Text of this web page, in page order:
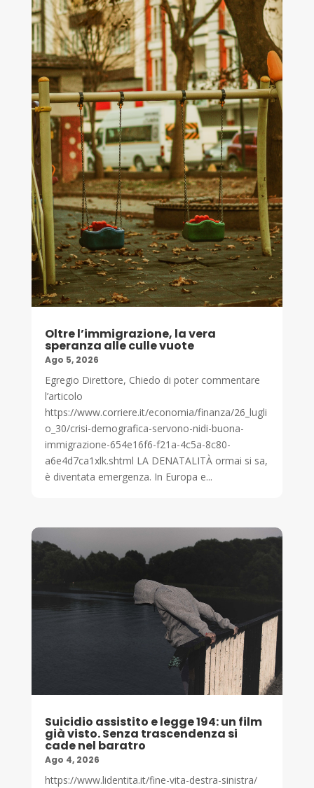
Oltre l’immigrazione, la vera
speranza alle culle vuote
Ago 5, 2026
Egregio Direttore, Chiedo di poter commentare
l’articolo
https://www.corriere.it/economia/finanza/26_lugli
o_30/crisi-demografica-servono-nidi-buona-
immigrazione-654e16f6-f21a-4c5a-8c80-
a6e4d7ca1xlk.shtml LA DENATALITÀ ormai si sa,
è diventata emergenza. In Europa e...
Suicidio assistito e legge 194: un film
già visto. Senza trascendenza si
cade nel baratro
Ago 4, 2026
https://www.lidentita.it/fine-vita-destra-sinistra/